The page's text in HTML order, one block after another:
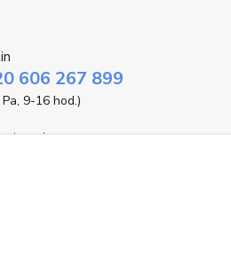
606 267 899
9-16 hod.)